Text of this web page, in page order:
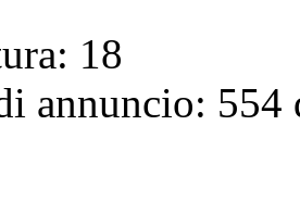
18
annuncio: 554